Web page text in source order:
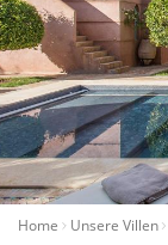
Home Unsere Villen